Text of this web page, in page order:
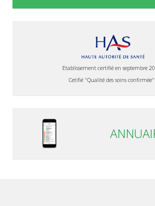
Etablissement certifié en septembre
Cetifié "Qualité des soins confirmée"